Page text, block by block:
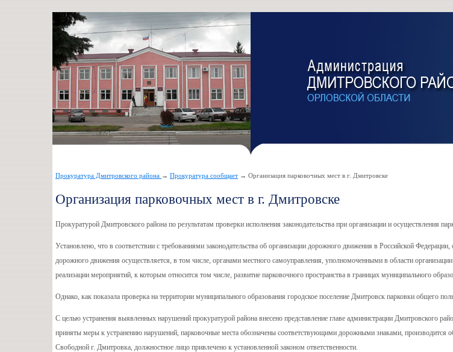
Прокуратура Дмитровского района → Прокуратура сообщает → Организация парковочных мест в г. Дмитровске
Организация парковочных мест в г. Дмитровске
Прокуратурой Дмитровского района по результатам проверки исполнения законодательства при организации и осуществления
Установлено, что в соответствии с требованиями законодательства об организации дорожного движения в Российской
дорожного движения осуществляется, в том числе, органами местного самоуправления, уполномоченными в области
реализации мероприятий, к которым относится том числе, развитие парковочного пространства в границах муниципального
Однако, как показала проверка на территории муниципального образования городское поселение Дмитровск парковки общего
С целью устранения выявленных нарушений прокуратурой района внесено представление главе администрации Дмитровского
приняты меры к устранению нарушений, парковочные места обозначены соответствующими дорожными знаками, производится
Свободной г. Дмитровка, должностное лицо привлечено к установленной законом ответственности.